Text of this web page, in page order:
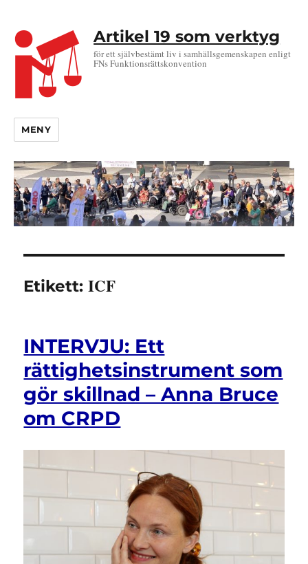
Artikel 19 som verktyg
för ett självbestämt liv i samhällsgemenskapen enligt
FNs Funktionsrättskonvention
MENY
Etikett:ICF
INTERVJU: Ett
rättighetsinstrument som
gör skillnad – Anna Bruce
om CRPD